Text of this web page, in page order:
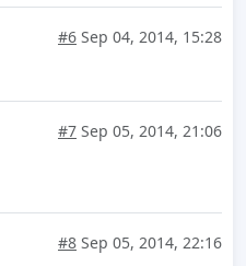
#6 Sep 04, 2014, 15:28
#7 Sep 05, 2014, 21:06
#8 Sep 05, 2014, 22:16